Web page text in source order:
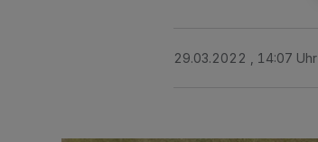
29.03.2022 , 14:07 Uhr